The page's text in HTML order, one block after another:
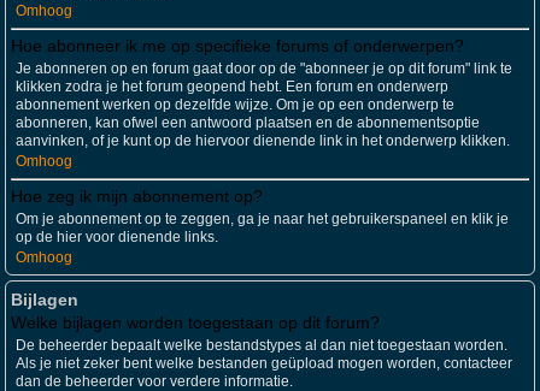
Omhoog
Hoe abonneer ik me op specifieke forums of onderwerpen?
Je abonneren op en forum gaat door op de "abonneer je op dit forum" link te
klikken zodra je het forum geopend hebt. Een forum en onderwerp
abonnement werken op dezelfde wijze. Om je op een onderwerp te
abonneren, kan ofwel een antwoord plaatsen en de abonnementsoptie
aanvinken, of je kunt op de hiervoor dienende link in het onderwerp klikken.
Omhoog
Hoe zeg ik mijn abonnement op?
Om je abonnement op te zeggen, ga je naar het gebruikerspaneel en klik je
op de hier voor dienende links.
Omhoog
Bijlagen
Welke bijlagen worden toegestaan op dit forum?
De beheerder bepaalt welke bestandstypes al dan niet toegestaan worden.
Als je niet zeker bent welke bestanden geüpload mogen worden, contacteer
dan de beheerder voor verdere informatie.